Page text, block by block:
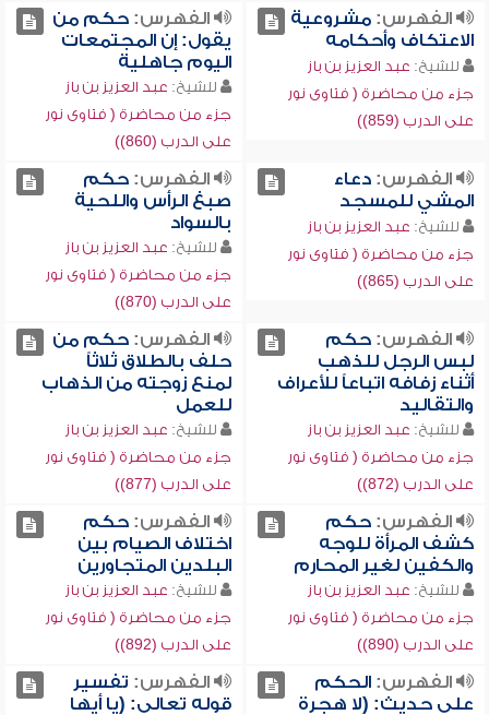
الفهرس:مشروعية
الاعتكاف وأحكامه
للشيخ: عبد العزيز بن باز
جزء من محاضرة ( فتاوى نور
على الدرب (859))
الفهرس:حكم من
يقول: إن المجتمعات
اليوم جاهلية
للشيخ: عبد العزيز بن باز
جزء من محاضرة ( فتاوى نور
على الدرب (860))
الفهرس:دعاء
المشي للمسجد
للشيخ: عبد العزيز بن باز
جزء من محاضرة ( فتاوى نور
على الدرب (865))
الفهرس:حكم
صبغ الرأس واللحية
بالسواد
للشيخ: عبد العزيز بن باز
جزء من محاضرة ( فتاوى نور
على الدرب (870))
الفهرس:حكم
لبس الرجل للذهب
أثناء زفافه اتباعاً للأعراف
والتقاليد
للشيخ: عبد العزيز بن باز
جزء من محاضرة ( فتاوى نور
على الدرب (872))
الفهرس:حكم من
حلف بالطلاق ثلاثاً
لمنع زوجته من الذهاب
للعمل
للشيخ: عبد العزيز بن باز
جزء من محاضرة ( فتاوى نور
على الدرب (877))
الفهرس:حكم
كشف المرأة للوجه
والكفين لغير المحارم
للشيخ: عبد العزيز بن باز
جزء من محاضرة ( فتاوى نور
على الدرب (890))
الفهرس:حكم
اختلاف الصيام بين
البلدين المتجاورين
للشيخ: عبد العزيز بن باز
جزء من محاضرة ( فتاوى نور
على الدرب (892))
الفهرس:الحكم
على حديث: (لا هجرة
الفهرس: تفسير
قوله تعالى: (يا أيها